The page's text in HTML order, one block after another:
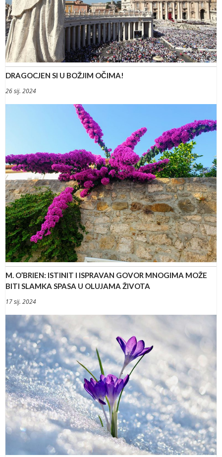
DRAGOCJEN SI U BOŽJIM OČIMA!
26 sij. 2024
M. O’BRIEN: ISTINIT I ISPRAVAN GOVOR MNOGIMA MOŽE
BITI SLAMKA SPASA U OLUJAMA ŽIVOTA
17 sij. 2024